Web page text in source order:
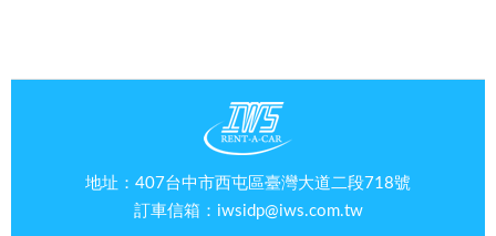
地址：407台中市西屯區臺灣大道二段718號
訂車信箱： iwsidp@iws.com.tw